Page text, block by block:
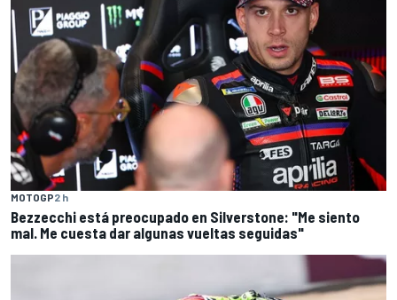
MOTOGP2 h
Bezzecchi está preocupado en Silverstone: "Me siento
mal. Me cuesta dar algunas vueltas seguidas"